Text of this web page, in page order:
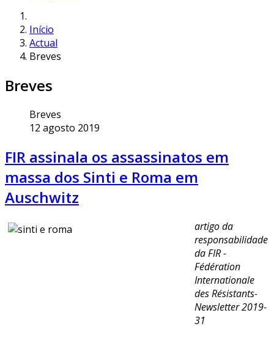
Início
Actual
Breves
Breves
Breves
12 agosto 2019
FIR assinala os assassinatos em
massa dos Sinti e Roma em
Auschwitz
artigo da
responsabilidade
da FIR -
Fédération
Internationale
des Résistants-
Newsletter 2019-
31